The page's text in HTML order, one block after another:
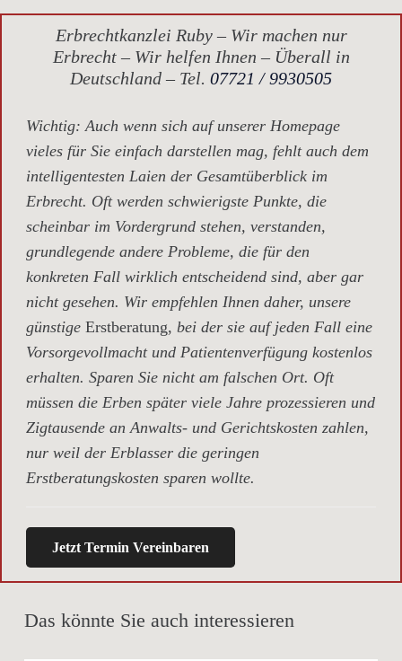
Erbrechtkanzlei Ruby – Wir machen nur
Erbrecht – Wir helfen Ihnen – Überall in
Deutschland – Tel. 07721 / 9930505
Wichtig: Auch wenn sich auf unserer Homepage
vieles für Sie einfach darstellen mag, fehlt auch dem
intelligentesten Laien der Gesamtüberblick im
Erbrecht. Oft werden schwierigste Punkte, die
scheinbar im Vordergrund stehen, verstanden,
grundlegende andere Probleme, die für den
konkreten Fall wirklich entscheidend sind, aber gar
nicht gesehen. Wir empfehlen Ihnen daher, unsere
günstige Erstberatung, bei der sie auf jeden Fall eine
Vorsorgevollmacht und Patientenverfügung kostenlos
erhalten. Sparen Sie nicht am falschen Ort. Oft
müssen die Erben später viele Jahre prozessieren und
Zigtausende an Anwalts- und Gerichtskosten zahlen,
nur weil der Erblasser die geringen
Erstberatungskosten sparen wollte.
Jetzt Termin Vereinbaren
Das könnte Sie auch interessieren